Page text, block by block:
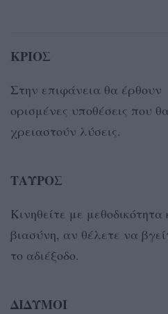
ΚΡΙΟΣ
Στην επιφάνεια θα έρθουν
ορισμένες υποθέσεις που θα
χρειαστούν λύσεις.
ΤΑΥΡΟΣ
Κινηθείτε με μεθοδικότητα
βιασύνη, αν θέλετε να
το αδιέξοδο.
ΔΙΔΥΜΟΙ